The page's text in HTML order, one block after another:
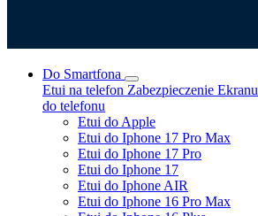
Do Smartfona
Etui na telefon Zabezpieczenie Ekranu
do telefonu
Etui do Apple
Etui do Iphone 17 Pro Max
Etui do Iphone 17 Pro
Etui do Iphone 17
Etui do Iphone AIR
Etui do Iphone 16 Pro Max